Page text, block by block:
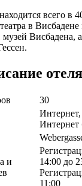
всего в
в
музей
отеля
30
Интернет
и
14:00 до
11:00